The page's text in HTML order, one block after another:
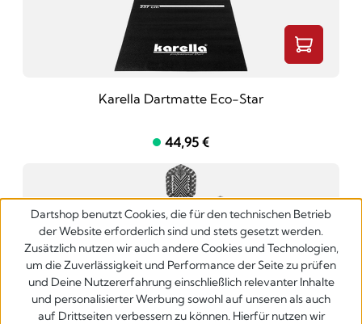
Karella Dartmatte Eco-Star
44,95 €
Dartshop benutzt Cookies, die für den technischen Betrieb
der Website erforderlich sind und stets gesetzt werden.
Zusätzlich nutzen wir auch andere Cookies und Technologien,
um die Zuverlässigkeit und Performance der Seite zu prüfen
und Deine Nutzererfahrung einschließlich relevanter Inhalte
und personalisierter Werbung sowohl auf unseren als auch
auf Drittseiten verbessern zu können. Hierfür nutzen wir